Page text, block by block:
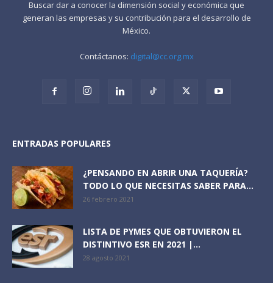
Buscar dar a conocer la dimensión social y económica que
generan las empresas y su contribución para el desarrollo de
México.
Contáctanos: digital@cc.org.mx
ENTRADAS POPULARES
¿PENSANDO EN ABRIR UNA TAQUERÍA?
TODO LO QUE NECESITAS SABER PARA...
26 febrero 2021
LISTA DE PYMES QUE OBTUVIERON EL
DISTINTIVO ESR EN 2021 |...
28 agosto 2021